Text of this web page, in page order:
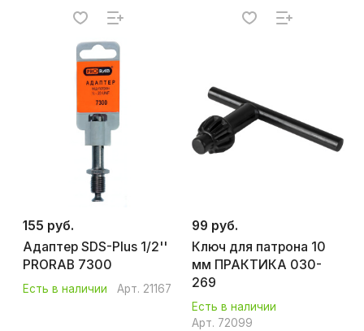
155 руб.
Адаптер SDS-Plus 1/2''
PRORAB 7300
Есть в наличии Арт. 21167
99 руб.
Ключ для патрона 10
мм ПРАКТИКА 030-
269
Есть в наличии
Арт. 72099